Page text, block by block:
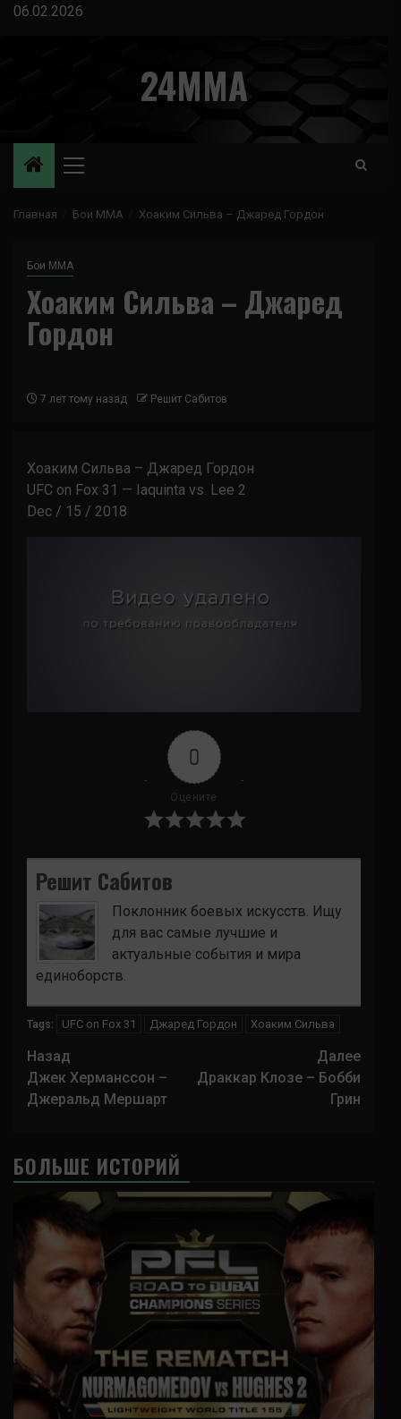
Перейти
06.02.2026
24MMA
Основное
Главная Бои ММА Хоаким Сильва – Джаред Гордон
Бои ММА
Хоаким Сильва – Джаред
Гордон
7 лет тому назад Решит Сабитов
Хоаким Сильва – Джаред Гордон
UFC on Fox 31 — Iaquinta vs. Lee 2
Dec / 15 / 2018
0
Оцените
Решит Сабитов
Поклонник боевых искусств. Ищу
для вас самые лучшие и
актуальные события и мира
единоборств.
Tags: UFC on Fox 31 Джаред Гордон Хоаким Сильва
Навигация
записи
Назад
Джек Херманссон –
Джеральд Мершарт
Далее
Драккар Клозе – Бобби
Грин
БОЛЬШЕ ИСТОРИЙ